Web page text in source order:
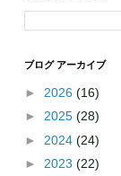
ブログ アーカイブ
► 2026 (16)
► 2025 (28)
► 2024 (24)
► 2023 (22)